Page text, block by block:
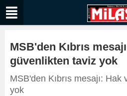
MSB'den Kıbrıs
güvenlikten taviz yok
MSB'den Kıbrıs mesajı:
yok